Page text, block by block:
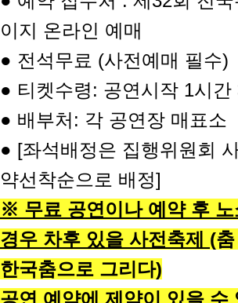
이지 온라인 예매
● 전석무료 (사전예매 필수)
● 티켓수령: 공연시작 1시간
● 배부처: 각 공연장 매표소
● [좌석배정은 집행위원회
약선착순으로 배정]
※ 무료 공연이나 예약 후
경우 차후 있을 사전축제 (
한국춤으로 그리다)